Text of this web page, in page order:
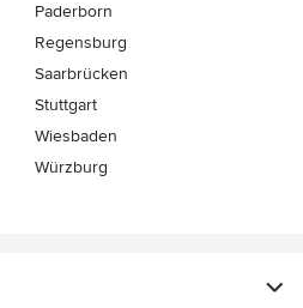
Paderborn
Regensburg
Saarbrücken
Stuttgart
Wiesbaden
Würzburg